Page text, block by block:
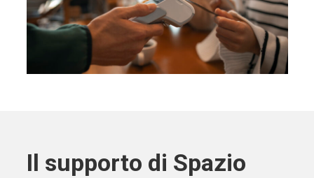
Il supporto di Spazio